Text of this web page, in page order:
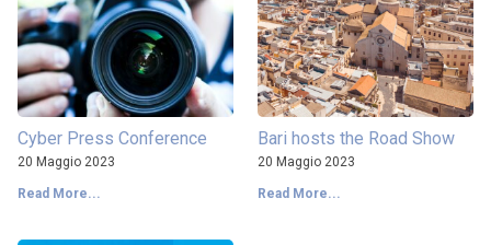
Cyber Press Conference
20 Maggio 2023
Read More...
Bari hosts the Road Show
20 Maggio 2023
Read More...